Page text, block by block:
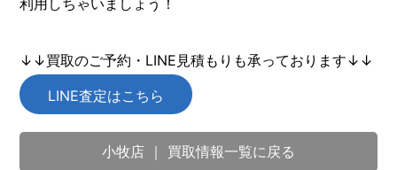
利用しちゃいましょう！
↓↓買取のご予約・LINE見積もりも承っております↓↓
LINE査定はこちら
小牧店 ｜ 買取情報一覧に戻る